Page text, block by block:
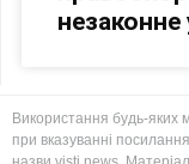
Використання будь-яких
при вказуванні